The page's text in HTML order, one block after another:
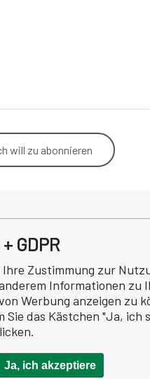
will zu abonnieren
Vertrag
GDPR
Zustimmung zur
Informationen zu
Werbung anzeigen zu
das Kästchen "Ja, ich
Ja, ich akzeptiere